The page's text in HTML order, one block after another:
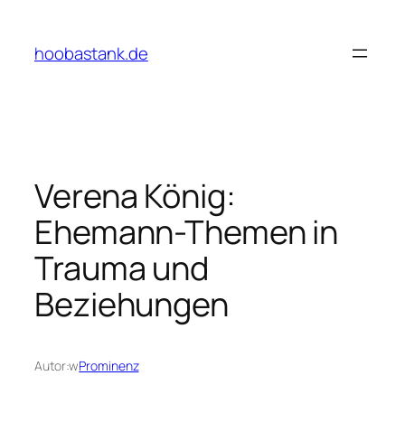
treścihoobastank.de
Verena König:
Ehemann-Themen in
Trauma und
Beziehungen
Autor:wProminenz